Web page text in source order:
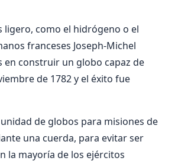
ligero, como el hidrógeno o el
franceses Joseph-Michel
construir un globo capaz de
de 1782 y el éxito fue
de globos para misiones de
una cuerda, para evitar ser
la mayoría de los ejércitos